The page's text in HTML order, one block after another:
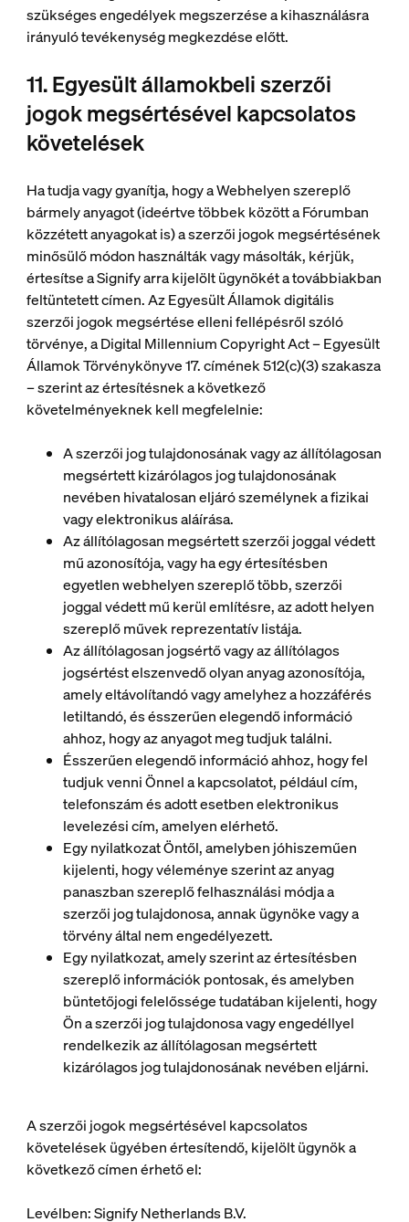
szükséges engedélyek megszerzése a kihasználásra
irányuló tevékenység megkezdése előtt.
11. Egyesült államokbeli szerzői
jogok megsértésével kapcsolatos
követelések
Ha tudja vagy gyanítja, hogy a Webhelyen szereplő
bármely anyagot (ideértve többek között a Fórumban
közzétett anyagokat is) a szerzői jogok megsértésének
minősülő módon használták vagy másolták, kérjük,
értesítse a Signify arra kijelölt ügynökét a továbbiakban
feltüntetett címen. Az Egyesült Államok digitális
szerzői jogok megsértése elleni fellépésről szóló
törvénye, a Digital Millennium Copyright Act – Egyesült
Államok Törvénykönyve 17. címének 512(c)(3) szakasza
– szerint az értesítésnek a következő
követelményeknek kell megfelelnie:
A szerzői jog tulajdonosának vagy az állítólagosan
megsértett kizárólagos jog tulajdonosának
nevében hivatalosan eljáró személynek a fizikai
vagy elektronikus aláírása.
Az állítólagosan megsértett szerzői joggal védett
mű azonosítója, vagy ha egy értesítésben
egyetlen webhelyen szereplő több, szerzői
joggal védett mű kerül említésre, az adott helyen
szereplő művek reprezentatív listája.
Az állítólagosan jogsértő vagy az állítólagos
jogsértést elszenvedő olyan anyag azonosítója,
amely eltávolítandó vagy amelyhez a hozzáférés
letiltandó, és ésszerűen elegendő információ
ahhoz, hogy az anyagot meg tudjuk találni.
Ésszerűen elegendő információ ahhoz, hogy fel
tudjuk venni Önnel a kapcsolatot, például cím,
telefonszám és adott esetben elektronikus
levelezési cím, amelyen elérhető.
Egy nyilatkozat Öntől, amelyben jóhiszeműen
kijelenti, hogy véleménye szerint az anyag
panaszban szereplő felhasználási módja a
szerzői jog tulajdonosa, annak ügynöke vagy a
törvény által nem engedélyezett.
Egy nyilatkozat, amely szerint az értesítésben
szereplő információk pontosak, és amelyben
büntetőjogi felelőssége tudatában kijelenti, hogy
Ön a szerzői jog tulajdonosa vagy engedéllyel
rendelkezik az állítólagosan megsértett
kizárólagos jog tulajdonosának nevében eljárni.
A szerzői jogok megsértésével kapcsolatos
követelések ügyében értesítendő, kijelölt ügynök a
következő címen érhető el:
Levélben: Signify Netherlands B.V.